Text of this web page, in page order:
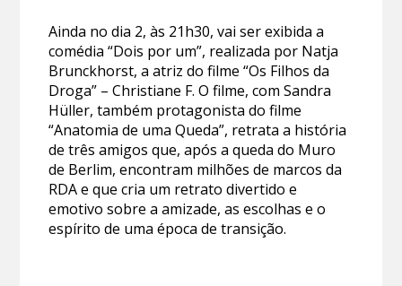
Ainda no dia 2, às 21h30, vai ser exibida a
comédia “Dois por um”, realizada por Natja
Brunckhorst, a atriz do filme “Os Filhos da
Droga” – Christiane F. O filme, com Sandra
Hüller, também protagonista do filme
“Anatomia de uma Queda”, retrata a história
de três amigos que, após a queda do Muro
de Berlim, encontram milhões de marcos da
RDA e que cria um retrato divertido e
emotivo sobre a amizade, as escolhas e o
espírito de uma época de transição.